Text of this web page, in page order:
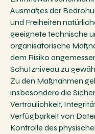
Ausmaßes der
und Freiheiten
geeignete technische
organisatorische
dem Risiko
Schutzniveau zu
Zu den Maßnahmen
insbesondere die
Vertraulichkeit,
Verfügbarkeit von
Kontrolle des